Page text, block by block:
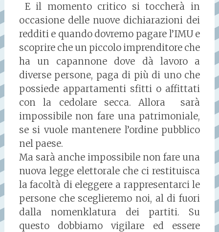
E il momento critico si toccherà in
occasione delle nuove dichiarazioni dei
redditi e quando dovremo pagare l’IMU e
scoprire che un piccolo imprenditore che
ha un capannone dove dà lavoro a
diverse persone, paga di più di uno che
possiede appartamenti sfitti o affittati
con la cedolare secca. Allora sarà
impossibile non fare una patrimoniale,
se si vuole mantenere l’ordine pubblico
nel paese.
Ma sarà anche impossibile non fare una
nuova legge elettorale che ci restituisca
la facoltà di eleggere a rappresentarci le
persone che sceglieremo noi, al di fuori
dalla nomenklatura dei partiti. Su
questo dobbiamo vigilare ed essere